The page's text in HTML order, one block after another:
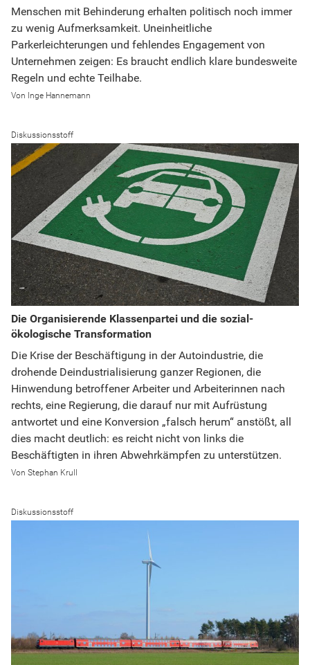
Menschen mit Behinderung erhalten politisch noch immer
zu wenig Aufmerksamkeit. Uneinheitliche
Parkerleichterungen und fehlendes Engagement von
Unternehmen zeigen: Es braucht endlich klare bundesweite
Regeln und echte Teilhabe.
Inge Hannemann
Diskussionsstoff
Die Organisierende Klassenpartei und die sozial-
ökologische Transformation
Die Krise der Beschäftigung in der Autoindustrie, die
drohende Deindustrialisierung ganzer Regionen, die
Hinwendung betroffener Arbeiter und Arbeiterinnen nach
rechts, eine Regierung, die darauf nur mit Aufrüstung
antwortet und eine Konversion „falsch herum“ anstößt, all
dies macht deutlich: es reicht nicht von links die
Beschäftigten in ihren Abwehrkämpfen zu unterstützen.
Stephan Krull
Diskussionsstoff